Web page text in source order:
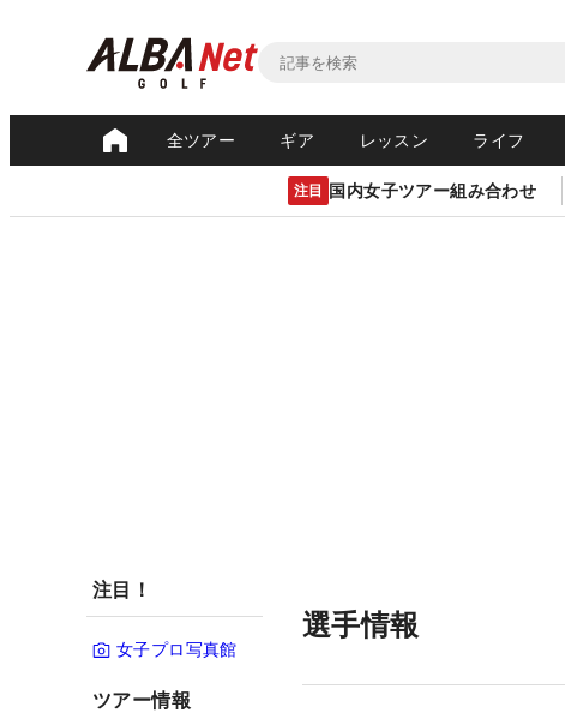
全ツアー ギア レッスン ライフ
注目 国内女子ツアー組み合わせ
注目！
女子プロ写真館
ツアー情報
選手情報